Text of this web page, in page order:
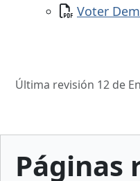
Documento
Voter
Última revisión 12 de
Páginas